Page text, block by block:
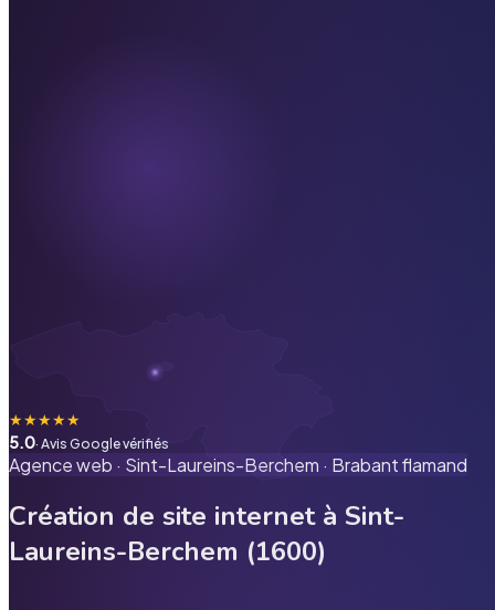
★★★★★
5.0· Avis Google vérifiés
Agence web · Sint-Laureins-Berchem · Brabant flamand
Création de site internet à Sint-
Laureins-Berchem (1600)